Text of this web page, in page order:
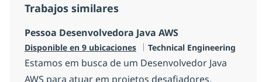
Trabajos similares
Pessoa Desenvolvedora Java AWS
Disponible en 9 ubicaciones Categoría
Technical Engineering
Estamos em busca de um Desenvolvedor Java
AWS para atuar em projetos desafiadores,